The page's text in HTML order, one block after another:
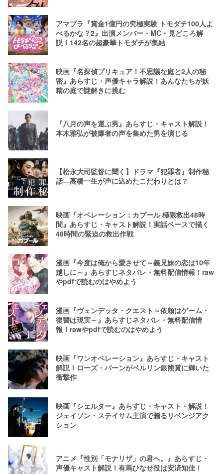
アマプラ『賞金1億円の究極実験 トモダチ100人よ
べるかな？2』出演メンバー・MC・見どころ解
説！142名の超豪華トモダチが集結
映画『名探偵プリキュア！不思議な庭と2人の秘
密』あらすじ・声優キャラ解説！あんなたちが妖
精の庭で謎解きに挑む
『八月の声を運ぶ男』あらすじ・キャスト解説！
本木雅弘が被爆者の声を集めた男を演じる
【松永大司監督に聞く】ドラマ『犯罪者』制作秘
話―高橋一生が声に込めたこだわりとは？
映画『オペレーション：カブール 極限救出48時
間』あらすじ・キャスト解説！実話ベースで描く
48時間の緊迫の救出作戦
漫画『今度は俺から愛させて～義兄妹の恋は10年
越しに～』あらすじネタバレ・無料配信情報！raw
やpdfで読むのはやめよう
漫画『ヴェンデッタ・クエスト～依頼はゲーム・
復讐は現実～』あらすじネタバレ・無料配信情
報！rawやpdfで読むのはやめよう
映画『ワンオペレーション』あらすじ・キャスト
解説！ローズ・バーンがベルリン銀熊賞に輝いた
衝撃作
映画『シェルター』あらすじ・キャスト・解説！
ジェイソン・ステイサム主演で贈るリベンジアク
ション
アニメ『性別「モナリザ」の君へ。』あらすじ・
声優キャスト解説！有馬ひなせ役は安済知佳！